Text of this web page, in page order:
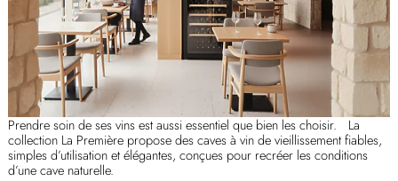
Prendre soin de ses vins est aussi essentiel que bien les choisir. La
collection La Première propose des caves à vin de vieillissement fiables,
simples d’utilisation et élégantes, conçues pour recréer les conditions
d’une cave naturelle.